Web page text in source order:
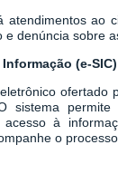
atendimentos ao
denúncia sobre
(e-SIC)
ofertado
sistema
acesso à
o